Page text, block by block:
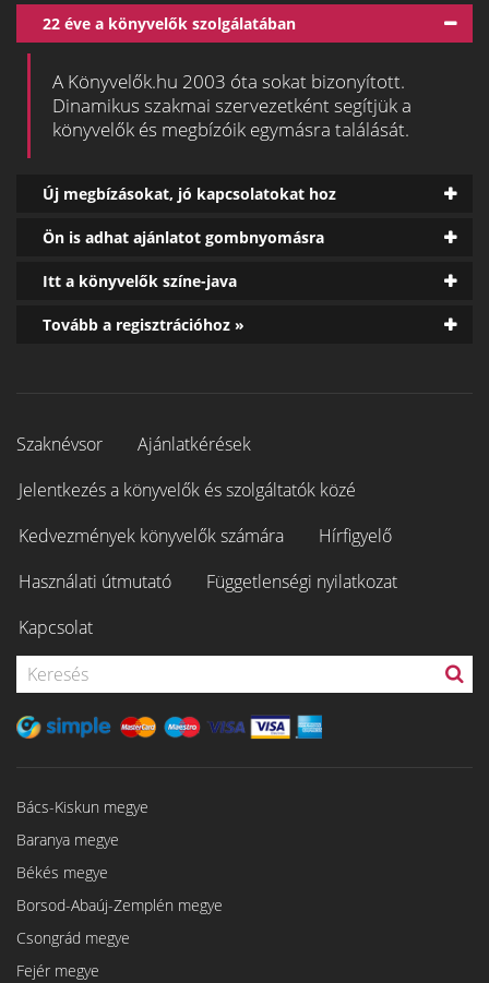
22 éve a könyvelők szolgálatában
A Könyvelők.hu 2003 óta sokat bizonyított.
Dinamikus szakmai szervezetként segítjük a
könyvelők és megbízóik egymásra találását.
Új megbízásokat, jó kapcsolatokat hoz
Ön is adhat ajánlatot gombnyomásra
Itt a könyvelők színe-java
Tovább a regisztrációhoz »
Szaknévsor
Ajánlatkérések
Jelentkezés a könyvelők és szolgáltatók közé
Kedvezmények könyvelők számára
Hírfigyelő
Használati útmutató
Függetlenségi nyilatkozat
Kapcsolat
Bács-Kiskun megye
Baranya megye
Békés megye
Borsod-Abaúj-Zemplén megye
Csongrád megye
Fejér megye